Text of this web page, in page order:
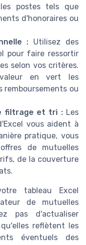
postes tels que
d'honoraires ou
: Utilisez des
pour faire ressortir
selon vos critères.
en vert les
remboursements ou
filtrage et tri :Les
vous aident à
pratique, vous
de mutuelles
de la couverture
tableau Excel
de mutuelles
pas d'actualiser
reflètent les
éventuels des